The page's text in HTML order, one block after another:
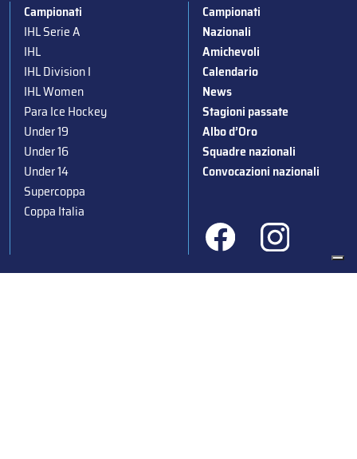
Campionati
IHL Serie A
IHL
IHL Division I
IHL Women
Para Ice Hockey
Under 19
Under 16
Under 14
Supercoppa
Coppa Italia
Campionati
Nazionali
Amichevoli
Calendario
News
Stagioni passate
Albo d’Oro
Squadre nazionali
Convocazioni nazionali